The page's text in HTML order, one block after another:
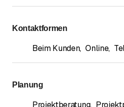
Kontaktformen
Beim Kunden, Online,
Planung
Projektberatung,